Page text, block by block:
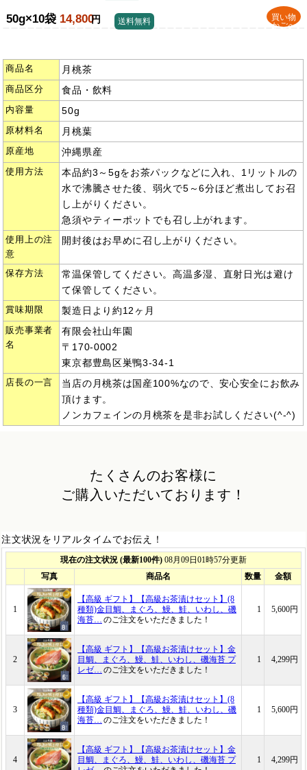
50g×10袋 14,800円
買い物
かごへ
送料無料
商品名 月桃茶
商品区分 食品・飲料
内容量 50g
原材料名 月桃葉
原産地 沖縄県産
使用方法
本品約3～5gをお茶パックなどに入れ、1リットルの
水で沸騰させた後、弱火で5～6分ほど煮出してお召
し上がりください。
急須やティーポットでも召し上がれます。
使用上の注
意
開封後はお早めに召し上がりください。
保存方法
常温保管してください。高温多湿、直射日光は避け
て保管してください。
賞味期限 製造日より約12ヶ月
販売事業者
名
有限会社山年園
〒170-0002
東京都豊島区巣鴨3-34-1
店長の一言
当店の月桃茶は国産100%なので、安心安全にお飲み
頂けます。
ノンカフェインの月桃茶を是非お試しください(^-^)
たくさんのお客様に
ご購入いただいております！
注文状況をリアルタイムでお伝え！